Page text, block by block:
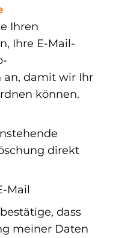
Ihren
Ihre E-Mail-
an, damit wir Ihr
können.
direkt
Mail
dass
meiner Daten